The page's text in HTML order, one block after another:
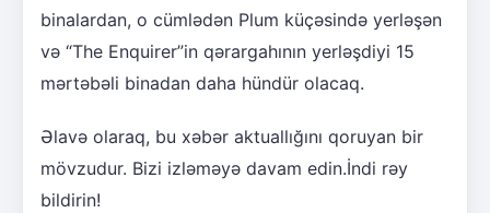
binalardan, o cümlədən Plum küçəsində yerləşən
və “The Enquirer”in qərargahının yerləşdiyi 15
mərtəbəli binadan daha hündür olacaq.
Əlavə olaraq, bu xəbər aktuallığını qoruyan bir
mövzudur. Bizi izləməyə davam edin.İndi rəy
bildirin!